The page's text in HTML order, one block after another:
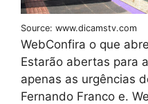
Source: www.dicamstv.com
WebConfira o que
Estarão abertas para
apenas as urgências
Fernando Franco e.